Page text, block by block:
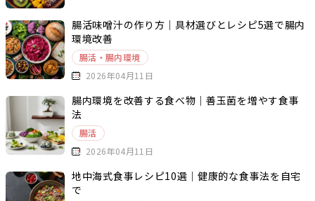
腸活味噌汁の作り方｜具材選びとレシピ5選で腸内
環境改善
腸活・腸内環境
2026年04月11日
腸内環境を改善する食べ物｜善玉菌を増やす食事
法
腸活
2026年04月11日
地中海式食事レシピ10選｜健康的な食事法を自宅
で